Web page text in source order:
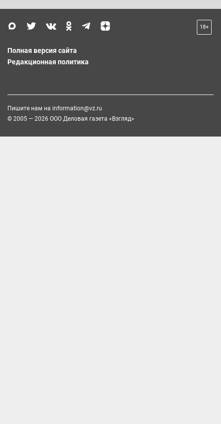
18+
Полная версия сайта
Редакционная политика
Пишите нам на information@vz.ru
© 2005 — 2026 ООО Деловая газета «Взгляд»